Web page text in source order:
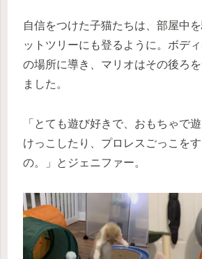
自信をつけた子猫たちは、部屋中
ットツリーにも登るように。ボデ
の場所に導き、マリオはその後ろ
ました。
「とても遊び好きで、おもちゃで
けっこしたり、プロレスごっこを
の。」とジェニファー。